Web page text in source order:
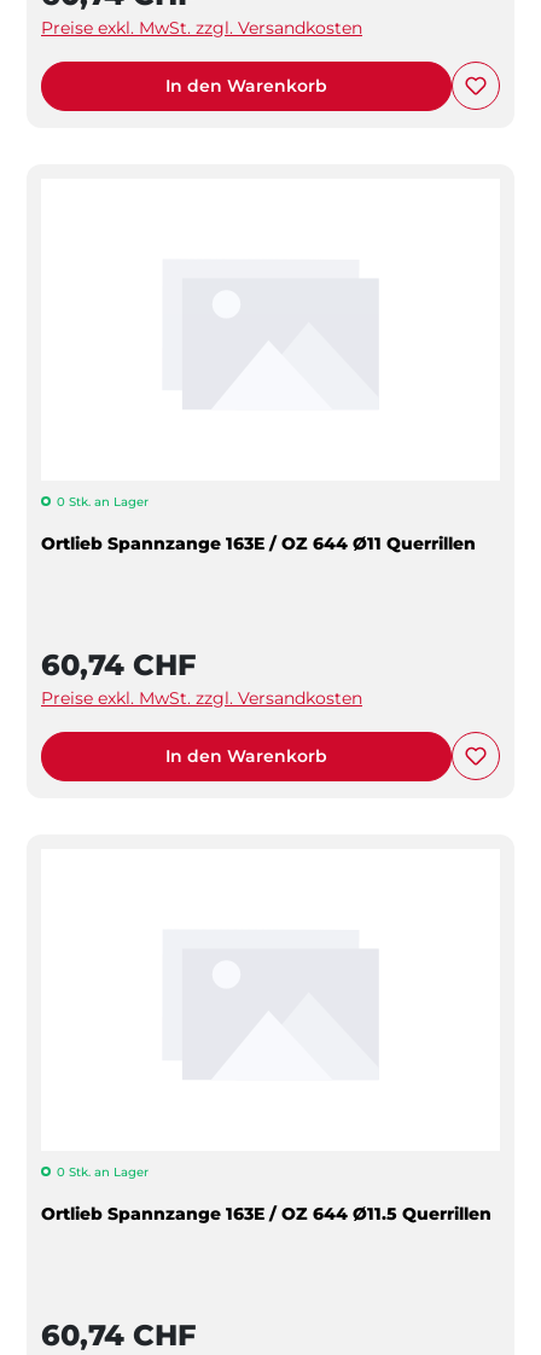
Preise exkl. MwSt. zzgl. Versandkosten
In den Warenkorb
0 Stk. an Lager
Ortlieb Spannzange 163E / OZ 644 Ø11 Querrillen
60,74 CHF
Preise exkl. MwSt. zzgl. Versandkosten
In den Warenkorb
0 Stk. an Lager
Ortlieb Spannzange 163E / OZ 644 Ø11.5 Querrillen
60,74 CHF